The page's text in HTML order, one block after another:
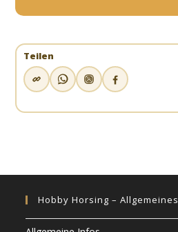
Teilen
Hobby Horsing – Allgemeines